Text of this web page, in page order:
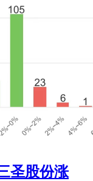
圣股份涨